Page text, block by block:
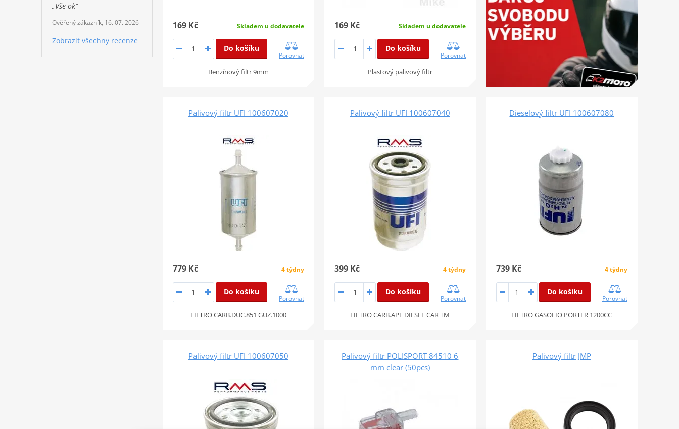
„Vše ok“
Ověřený zákazník, 16. 07. 2026
Zobrazit všechny recenze
169 Kč Skladem u dodavatele
Do košíku
Porovnat
Benzínový filtr 9mm
169 Kč Skladem u dodavatele
Do košíku
Porovnat
Plastový palivový filtr
Palivový filtr UFI 100607020
779 Kč 4 týdny
Do košíku
Porovnat
FILTRO CARB.DUC.851 GUZ.1000
Palivový filtr UFI 100607040
399 Kč 4 týdny
Do košíku
Porovnat
FILTRO CARB.APE DIESEL CAR TM
Dieselový filtr UFI 100607080
739 Kč 4 týdny
Do košíku
Porovnat
FILTRO GASOLIO PORTER 1200CC
Palivový filtr UFI 100607050
Palivový filtr POLISPORT 84510 6
mm clear (50pcs)
Palivový filtr JMP